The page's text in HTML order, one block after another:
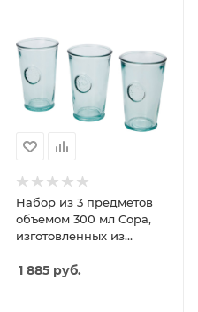
Набор из 3 предметов
объемом 300 мл Copa,
изготовленных из
1 885 руб.